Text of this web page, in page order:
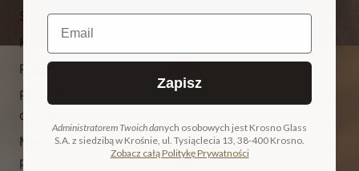
Szklanki
Karafki i dzbanki
Patery
Pojemniki i
cukiernice
Miski, salaterki i
pucharki
NA PREZENT
COLLECTION
Email
Zapisz
Administratorem Twoich danych osobowych jest Krosno Glass
S.A. z siedzibą w Krośnie, ul. Tysiąclecia 13, 38-400 Krosno.
Zobacz całą Politykę Prywatności